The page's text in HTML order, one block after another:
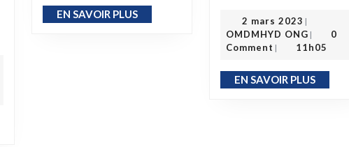
EN SAVOIR PLUSEN SAVOIR PLUS 2 mars 2023 2 mars 2023
|
OMDMHYD ONG |
0
Comment | 11h05
EN SAVOIR PLUSEN SAVOIR PLUS